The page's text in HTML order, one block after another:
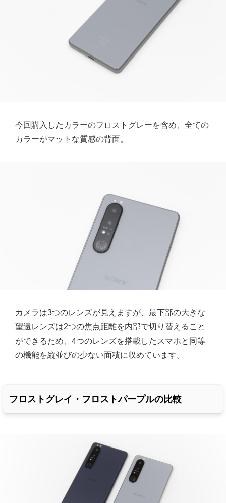
今回購入したカラーのフロストグレーを含め、全ての
カラーがマットな質感の背面。
カメラは3つのレンズが見えますが、最下部の大きな
望遠レンズは2つの焦点距離を内部で切り替えること
ができるため、4つのレンズを搭載したスマホと同等
の機能を縦並びの少ない面積に収めています。
フロストグレイ・フロストパープルの比較